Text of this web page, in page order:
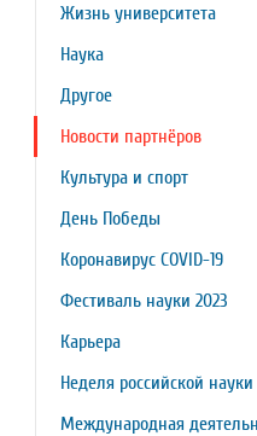
Жизнь университета
Наука
Другое
Новости партнёров
Культура и спорт
День Победы
Коронавирус COVID-19
Фестиваль науки 2023
Карьера
Неделя российской науки
Международная